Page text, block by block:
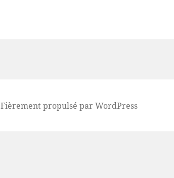
Fièrement propulsé par WordPress